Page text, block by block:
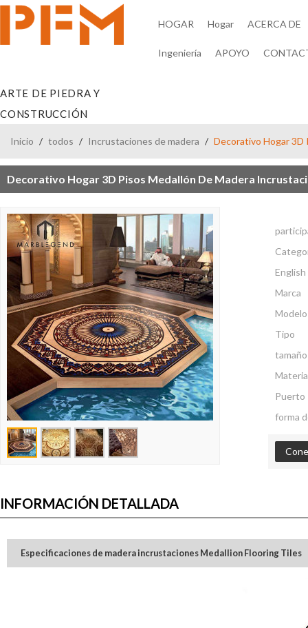
ARTE DE PIEDRA Y
CONSTRUCCIÓN
HOGAR Hogar ACERCA DE
Ingeniería APOYO
Inicio / todos / Incrustaciones de madera / Decorativo Hogar 3D
Decorativo Hogar 3D Pisos Medallón De Madera
Marca
Modelo
Tipo
tamaño
Puerto
forma
INFORMACIÓN DETALLADA
Especificaciones de madera incrustaciones Medallion Flooring Tiles